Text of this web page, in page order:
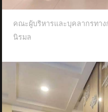
คณะผู้บริหารและบุคลากรทาง
นิรมล